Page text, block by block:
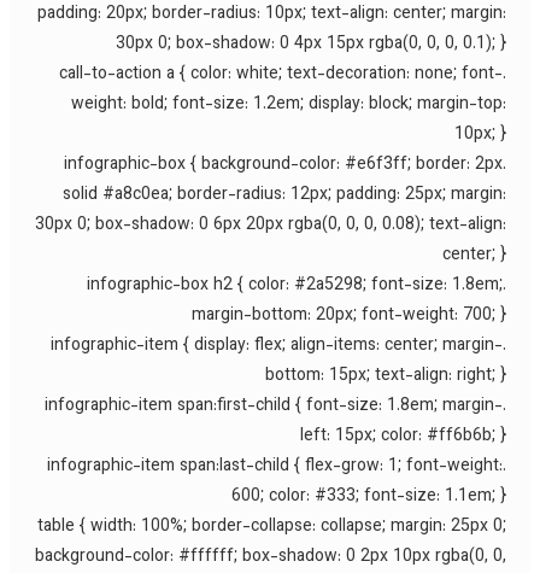
padding: 20px; border-radius: 10px; text-align: center;
30px 0; box-shadow: 0 4px 15px rgba(0, 0, 0, 0.1);
.call-to-action a { color: white; text-decoration: none; font-
weight: bold; font-size: 1.2em; display: block; margin-
10px;
.infographic-box { background-color: #e6f3ff; border: 2px
solid #a8c0ea; border-radius: 12px; padding: 25px;
30px 0; box-shadow: 0 6px 20px rgba(0, 0, 0, 0.08); text-
center;
.infographic-box h2 { color: #2a5298; font-size: 1.8em;
margin-bottom: 20px; font-weight: 700;
.infographic-item { display: flex; align-items: center; margin-
bottom: 15px; text-align: right;
.infographic-item span:first-child { font-size: 1.8em; margin-
left: 15px; color: #ff6b6b;
.infographic-item span:last-child { flex-grow: 1; font-weight:
600; color: #333; font-size: 1.1em;
table { width: 100%; border-collapse: collapse; margin: 25px
background-color: #ffffff; box-shadow: 0 2px 10px rgba(0,